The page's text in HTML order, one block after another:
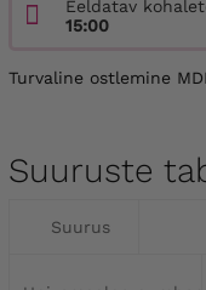
Eeldatav
15:00
Turvaline ostlemine
Suuruste
Suurus